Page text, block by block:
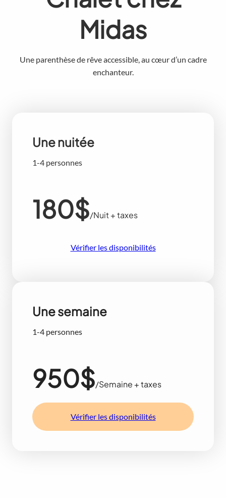
Midas
Une parenthèse de rêve accessible, au cœur d’un cadre
enchanteur.
Une nuitée
1-4 personnes
180$/Nuit + taxes
Vérifier les disponibilités
Une semaine
1-4 personnes
950$/Semaine + taxes
Vérifier les disponibilités